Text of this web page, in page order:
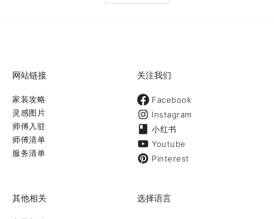
网站链接
家装攻略
灵感图片
师傅入驻
师傅清单
服务清单
关注我们
Facebook
Instagram
小红书
Youtube
Pinterest
其他相关 选择语言